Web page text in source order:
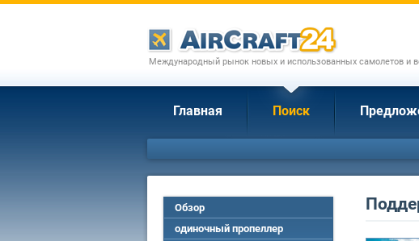
Международный рынок новых и использованных самолетов и
Главная Поиск
Обзор
одиночный пропеллер